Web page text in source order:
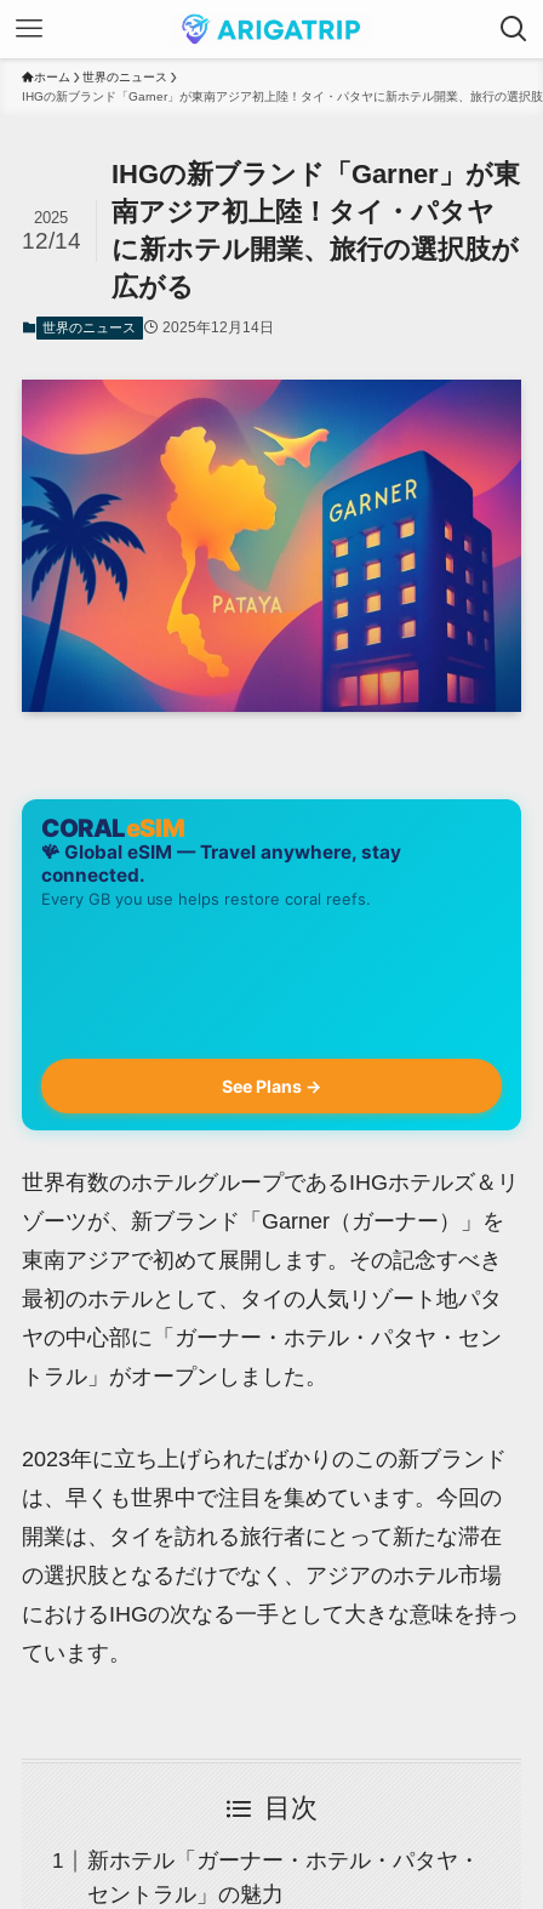
ホーム
世界のニュース
IHGの新ブランド「Garner」が東南アジア初上陸！タイ・パタヤに新ホテル開業、旅行の選択
IHGの新ブランド「Garner」が東
南アジア初上陸！タイ・パタヤ
に新ホテル開業、旅行の選択肢が
広がる
2025
12/14
世界のニュース 2025年12月14日
CORALeSIM
🪸 Global eSIM — Travel anywhere, stay
connected.
Every GB you use helps restore coral reefs.
See Plans →
世界有数のホテルグループであるIHGホテルズ＆リ
ゾーツが、新ブランド「Garner（ガーナー）」を
東南アジアで初めて展開します。その記念すべき
最初のホテルとして、タイの人気リゾート地パタ
ヤの中心部に「ガーナー・ホテル・パタヤ・セン
トラル」がオープンしました。
2023年に立ち上げられたばかりのこの新ブランド
は、早くも世界中で注目を集めています。今回の
開業は、タイを訪れる旅行者にとって新たな滞在
の選択肢となるだけでなく、アジアのホテル市場
におけるIHGの次なる一手として大きな意味を持っ
ています。
目次
新ホテル「ガーナー・ホテル・パタヤ・
セントラル」の魅力